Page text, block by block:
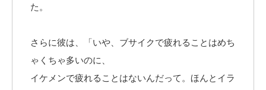
た。
さらに彼は、「いや、ブサイクで疲れることはめち
ゃくちゃ多いのに、
イケメンで疲れることはないんだって。ほんとイラ